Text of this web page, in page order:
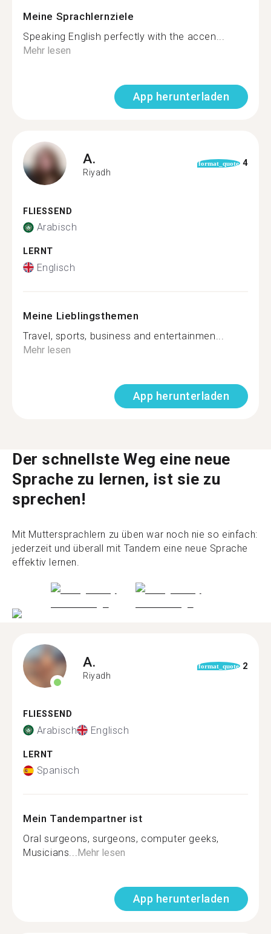
Meine Sprachlernziele
Speaking English perfectly with the accen...
Mehr lesen
App herunterladen
A.
Riyadh
format_quote 4
FLIESSEND
Arabisch
LERNT
Englisch
Meine Lieblingsthemen
Travel, sports, business and entertainmen...
Mehr lesen
App herunterladen
Der schnellste Weg eine neue
Sprache zu lernen, ist sie zu
sprechen!
Mit Muttersprachlern zu üben war noch nie so einfach:
jederzeit und überall mit Tandem eine neue Sprache
effektiv lernen.
A.
Riyadh
format_quote 2
FLIESSEND
Arabisch Englisch
LERNT
Spanisch
Mein Tandempartner ist
Oral surgeons, surgeons, computer geeks,
Musicians...Mehr lesen
App herunterladen